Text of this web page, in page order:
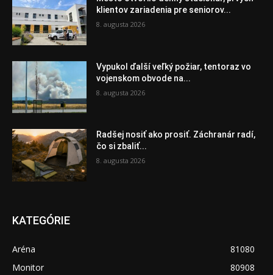
klientov zariadenia pre seniorov...
8. augusta 2026
Vypukol ďalší veľký požiar, tentoraz vo
vojenskom obvode na...
8. augusta 2026
Radšej nosiť ako prosiť. Záchranár radí,
čo si zbaliť...
8. augusta 2026
KATEGÓRIE
Aréna
81080
Monitor
80908